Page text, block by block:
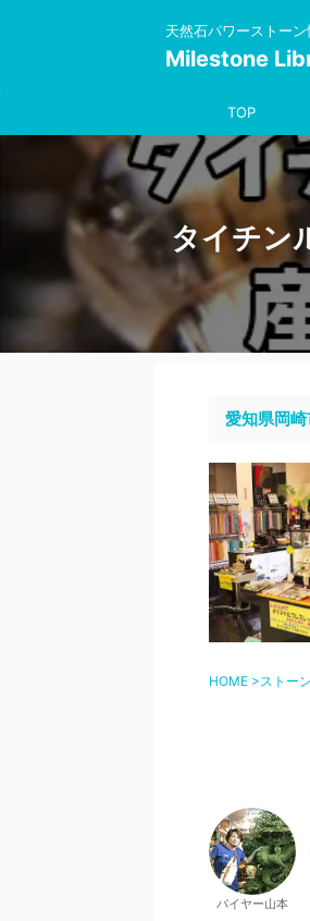
天然石パワーストー
Milestone
TOP
タイチン
愛知県岡
HOME > ストー
バイヤー山本